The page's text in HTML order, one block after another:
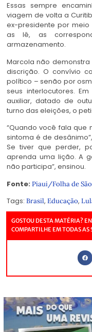
Essas sempre
viagem de volta a
ex-presidente por
as lê, as
armazenamento.
Marcola não
discrição. O convívio
político – senão por
seus interlocutores.
auxiliar, datado de
turno das eleições, o
“Quando você fala que
sintoma é de
Se tiver que perder,
aprenda uma lição. A
não participa”, ensinou.
Fonte: Piaui/Folha de
Tags: Brasil, Educação,
GOSTOU DESTA MATÉRIA?
COMPARTILHE EM TODAS AS